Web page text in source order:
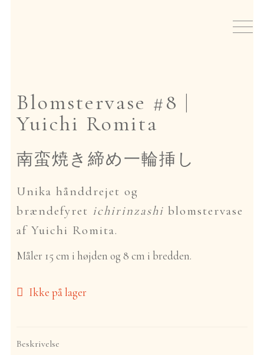
Teudstyr
Japansk røgelse
Events
Gavekort
Om io
hjem
Blomstervase #8 |
Yuichi Romita
南蛮焼き締め一輪挿し
Unika hånddrejet og
brændefyret ichirinzashi blomstervase
af Yuichi Romita.
Måler 15 cm i højden og 8 cm i bredden.
Ikke på lager
Beskrivelse